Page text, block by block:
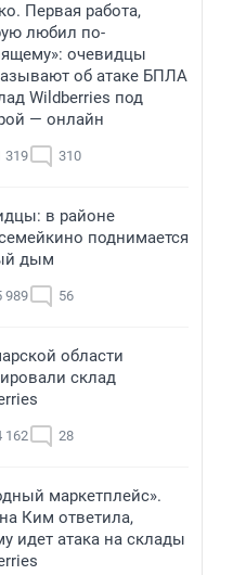
Первая работа,
любил по-
очевидцы
об атаке БПЛА
Wildberries под
— онлайн
319 310
в районе
поднимается
дым
989 56
области
склад
162 28
маркетплейс».
Ким ответила,
идет атака на склады